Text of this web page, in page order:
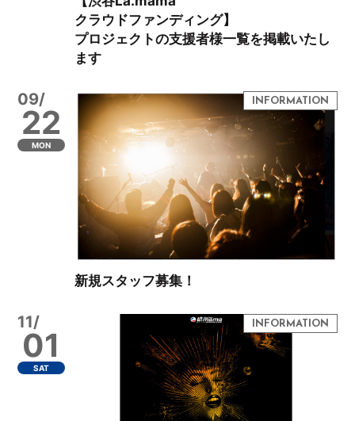
クラウドファンディング】
プロジェクトの支援者様一覧を掲載いたし
ます
09/
22
MON
新規スタッフ募集！
11/
01
SAT